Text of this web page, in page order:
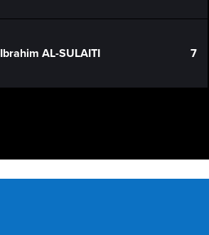
Ibrahim AL-SULAITI 7